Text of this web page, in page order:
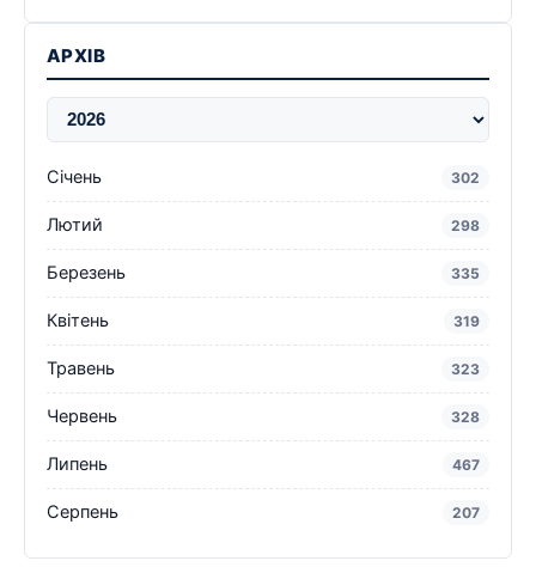
АРХІВ
Січень 302
Лютий 298
Березень 335
Квітень 319
Травень 323
Червень 328
Липень 467
Серпень 207